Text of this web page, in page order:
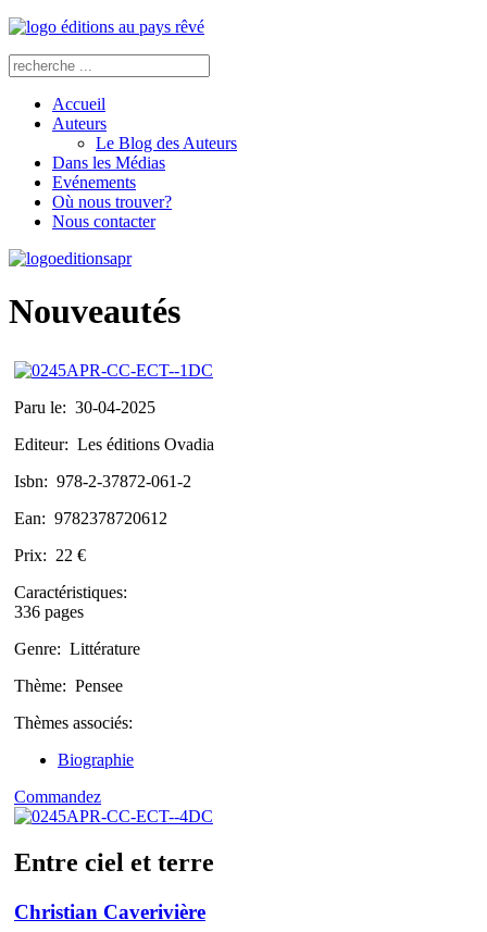
Accueil
Auteurs
Le Blog des Auteurs
Dans les Médias
Evénements
Où nous trouver?
Nous contacter
Nouveautés
Paru le: 30-04-2025
Editeur: Les éditions Ovadia
Isbn: 978-2-37872-061-2
Ean: 9782378720612
Prix: 22 €
Caractéristiques:
336 pages
Genre: Littérature
Thème: Pensee
Thèmes associés:
Biographie
Commandez
Entre ciel et terre
Christian Caverivière